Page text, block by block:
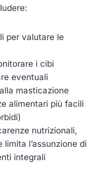
per valutare le
i cibi
eventuali
masticazione
alimentari più facili
nutrizionali,
l’assunzione di
integrali